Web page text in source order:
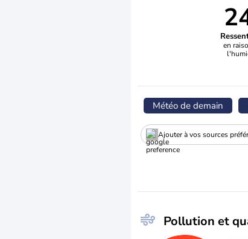
en
Météo de demain
Ajouter à vos sources
Pollution et